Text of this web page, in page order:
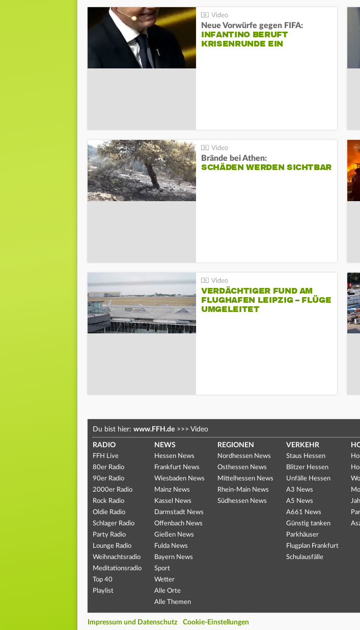
Neue Vorwürfe gegen FIFA:
INFANTINO BERUFT
KRISENRUNDE EIN
Brände bei Athen:
SCHÄDEN WERDEN SICHTBAR
VERDÄCHTIGER FUND AM
FLUGHAFEN LEIPZIG – FLÜGE
UMGELEITET
Du bist hier: www.FFH.de >>> Video
RADIO
FFH Live
80er Radio
90er Radio
2000er Radio
Rock Radio
Oldie Radio
Schlager Radio
Party Radio
Lounge Radio
Weihnachtsradio
Meditationsradio
Top 40
Playlist
NEWS
Hessen News
Frankfurt News
Wiesbaden News
Mainz News
Kassel News
Darmstadt News
Offenbach News
Gießen News
Fulda News
Bayern News
Sport
Wetter
Alle Orte
Alle Themen
REGIONEN
Nordhessen News
Osthessen News
Mittelhessen News
Rhein-Main News
Südhessen News
VERKEHR
Staus Hessen
Blitzer Hessen
Unfälle Hessen
A3 News
A5 News
A661 News
Günstig tanken
Parkhäuser
Flugplan Frankfurt
Schulausfälle
Impressum und Datenschutz Cookie-Einstellungen